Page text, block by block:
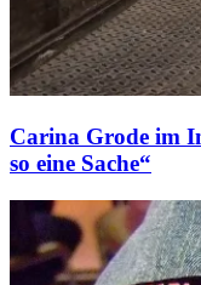
Carina Grode im
so eine Sache“